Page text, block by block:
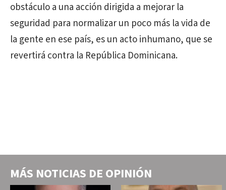
obstáculo a una acción dirigida a mejorar la
seguridad para normalizar un poco más la vida de
la gente en ese país, es un acto inhumano, que se
revertirá contra la República Dominicana.
MÁS NOTICIAS DE OPINIÓN